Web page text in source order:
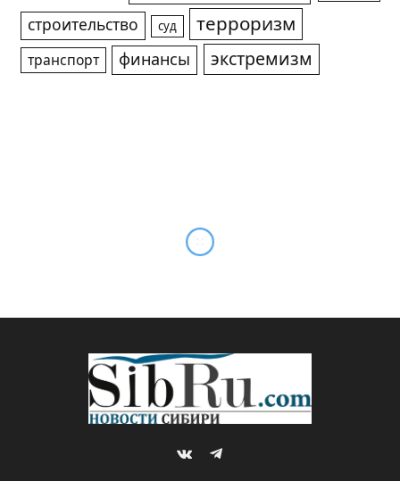
строительство суд терроризм
транспорт финансы экстремизм
VKontakteTelegram